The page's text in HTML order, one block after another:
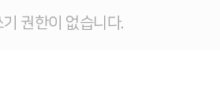
권한이 없습니다.